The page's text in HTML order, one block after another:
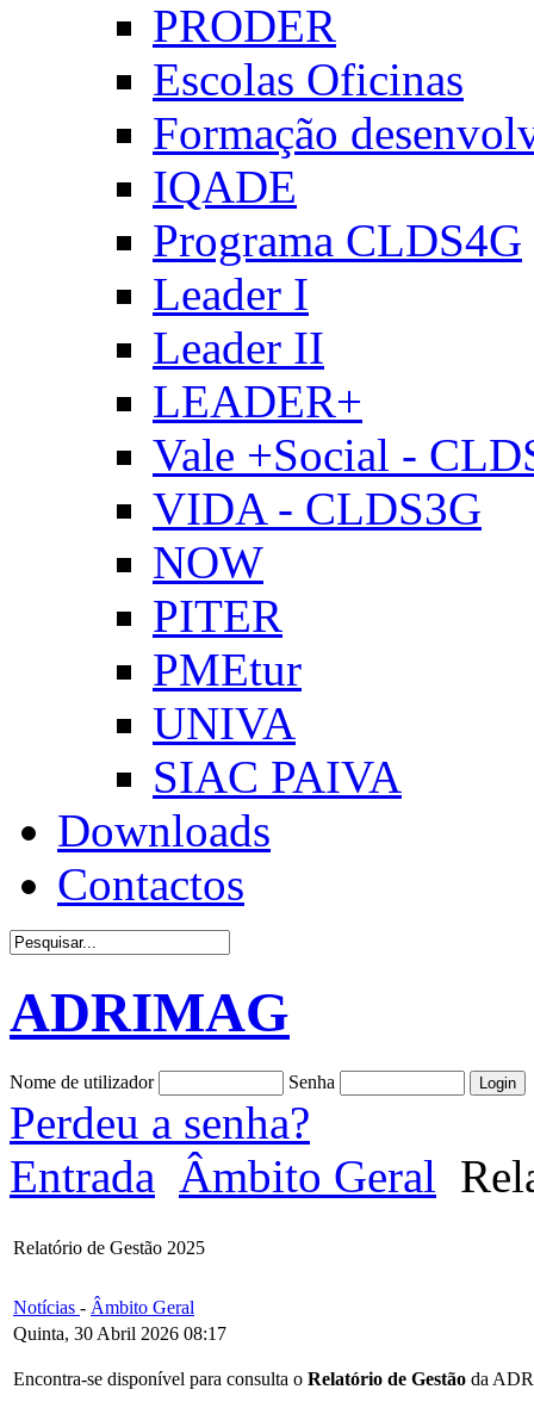
PRODER
Escolas Oficinas
Formação
IQADE
Programa CLDS4G
Leader I
Leader II
LEADER+
Vale +Social -
VIDA - CLDS3G
NOW
PITER
PMEtur
UNIVA
SIAC PAIVA
Downloads
Contactos
ADRIMAG
Nome de utilizador Senha
Perdeu a senha?
Entrada Âmbito Geral
Relatório de Gestão 2025
Notícias - Âmbito Geral
Quinta, 30 Abril 2026 08:17
Encontra-se disponível para consulta o Relatório de Gestão da